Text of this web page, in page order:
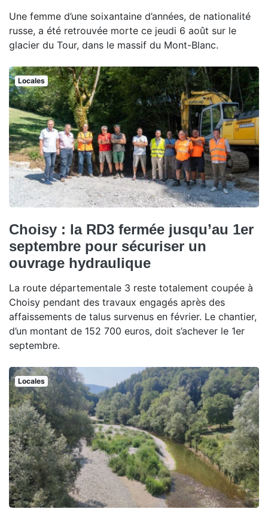
Une femme d’une soixantaine d’années, de nationalité
russe, a été retrouvée morte ce jeudi 6 août sur le
glacier du Tour, dans le massif du Mont-Blanc.
Locales
Choisy : la RD3 fermée jusqu’au 1er
septembre pour sécuriser un
ouvrage hydraulique
La route départementale 3 reste totalement coupée à
Choisy pendant des travaux engagés après des
affaissements de talus survenus en février. Le chantier,
d’un montant de 152 700 euros, doit s’achever le 1er
septembre.
Locales